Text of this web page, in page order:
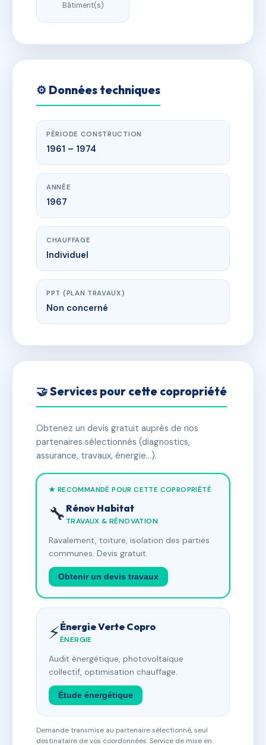
Bâtiment(s)
⚙️ Données techniques
PÉRIODE CONSTRUCTION
1961 – 1974
ANNÉE
1967
CHAUFFAGE
Individuel
PPT (PLAN TRAVAUX)
Non concerné
🤝 Services pour cette copropriété
Obtenez un devis gratuit auprès de nos
partenaires sélectionnés (diagnostics,
assurance, travaux, énergie…).
★ RECOMMANDÉ POUR CETTE COPROPRIÉTÉ
🔧 Rénov Habitat
TRAVAUX & RÉNOVATION
Ravalement, toiture, isolation des parties
communes. Devis gratuit.
Obtenir un devis travaux
⚡Énergie Verte Copro
ÉNERGIE
Audit énergétique, photovoltaïque
collectif, optimisation chauffage.
Étude énergétique
Demande transmise au partenaire sélectionné, seul
destinataire de vos coordonnées. Service de mise en